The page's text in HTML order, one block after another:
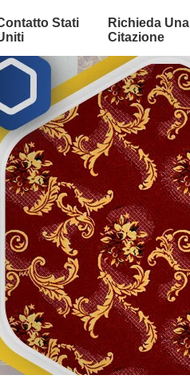
Stati
Richieda Una
Citazione